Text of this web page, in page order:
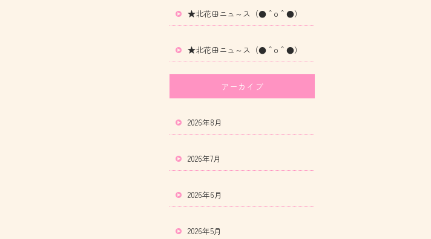
★北花田ニュ～ス（●＾o＾●）
★北花田ニュ～ス（●＾o＾●）
アーカイブ
2026年8月
2026年7月
2026年6月
2026年5月